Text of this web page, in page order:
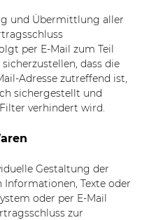
und Übermittlung aller
per E-Mail zum Teil
dass die
Adresse zutreffend ist,
sichergestellt und
verhindert wird.
Gestaltung der
Texte oder
oder per E-Mail
zur